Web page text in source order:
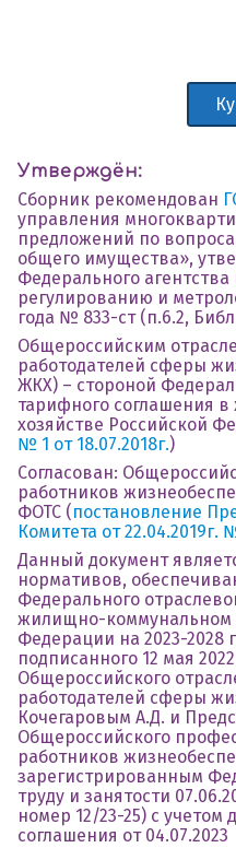
Утверждён:
Сборник рекомендован
управления
предложений по
общего имущества»,
Федерального
регулированию и
года № 833-ст (п.6.2,
Общероссийским
работодателей сферы
ЖКХ) – стороной
тарифного соглашения
хозяйстве Российской
№ 1 от 18.07.2018г.)
Согласован:
работников
ФОТС ( постановление
Комитета от 22.04.2019г.
Данный документ
нормативов,
Федерального
жилищно-коммунальном
Федерации на 2023-2028
подписанного 12 мая
Общероссийского
работодателей сферы
Кочегаровым А.Д. и
Общероссийского
работников
зарегистрированным
труду и занятости
номер 12/23-25) с учетом
соглашения от 04.07.2023